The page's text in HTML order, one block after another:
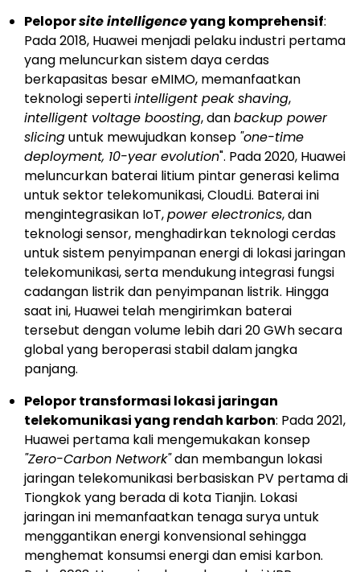
Peloporsite intelligenceyang komprehensif:
Pada 2018, Huawei menjadi pelaku industri pertama
yang meluncurkan sistem daya cerdas
berkapasitas besar eMIMO, memanfaatkan
teknologi sepertiintelligent peak shaving,
intelligent voltage boosting, danbackup power
slicinguntuk mewujudkan konsep "one-time
deployment, 10-year evolution". Pada 2020, Huawei
meluncurkan baterai litium pintar generasi kelima
untuk sektor telekomunikasi, CloudLi. Baterai ini
mengintegrasikan IoT,power electronics, dan
teknologi sensor, menghadirkan teknologi cerdas
untuk sistem penyimpanan energi di lokasi jaringan
telekomunikasi, serta mendukung integrasi fungsi
cadangan listrik dan penyimpanan listrik. Hingga
saat ini, Huawei telah mengirimkan baterai
tersebut dengan volume lebih dari 20 GWh secara
global yang beroperasi stabil dalam jangka
panjang.
Pelopor transformasi lokasi jaringan
telekomunikasi yang rendah karbon: Pada 2021,
Huawei pertama kali mengemukakan konsep
"Zero-Carbon Network"dan membangun lokasi
jaringan telekomunikasi berbasiskan PV pertama di
Tiongkok yang berada di kota Tianjin. Lokasi
jaringan ini memanfaatkan tenaga surya untuk
menggantikan energi konvensional sehingga
menghemat konsumsi energi dan emisi karbon.